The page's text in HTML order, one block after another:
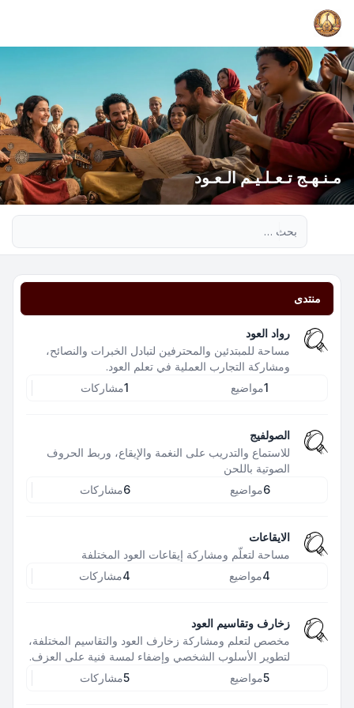
مـنـهـج تـعـلـيـم الـعـود
منتدى
رواد العود
مساحة للمبتدئين والمحترفين لتبادل الخبرات والنصائح،
ومشاركة التجارب العملية في تعلم العود.
1مواضيع 1مشاركات
الصولفيج
للاستماع والتدريب على النغمة والإيقاع، وربط الحروف
الصوتية باللحن
6مواضيع 6مشاركات
الايقاعات
مساحة لتعلّم ومشاركة إيقاعات العود المختلفة
4مواضيع 4مشاركات
زخارف وتقاسيم العود
مخصص لتعلم ومشاركة زخارف العود والتقاسيم المختلفة،
لتطوير الأسلوب الشخصي وإضفاء لمسة فنية على العزف.
5مواضيع 5مشاركات